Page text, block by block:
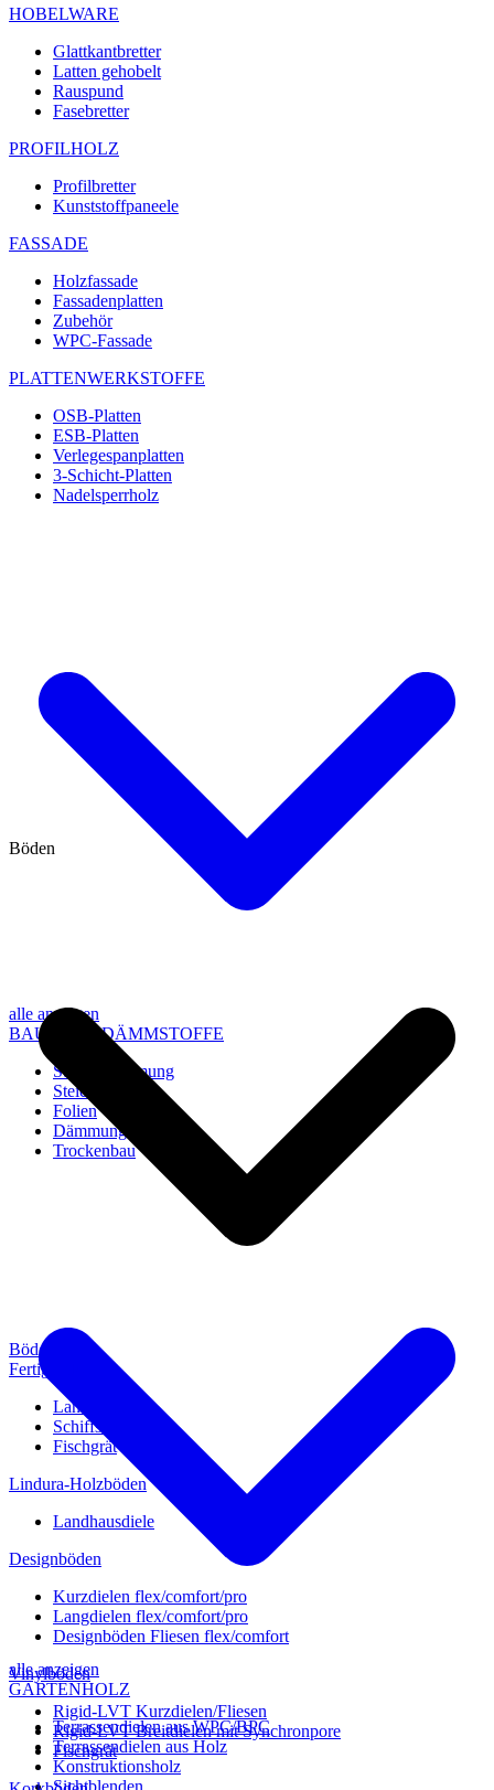
HOBELWARE
Glattkantbretter
Latten gehobelt
Rauspund
Fasebretter
PROFILHOLZ
Profilbretter
Kunststoffpaneele
FASSADE
Holzfassade
Fassadenplatten
Zubehör
WPC-Fassade
PLATTENWERKSTOFFE
OSB-Platten
ESB-Platten
Verlegespanplatten
3-Schicht-Platten
Nadelsperrholz
alle anzeigen
BAU- UND DÄMMSTOFFE
Steico Dämmung
Steico Zubehör
Folien
Dämmung
Trockenbau
alle anzeigen
GARTENHOLZ
Terrassendielen aus WPC/BPC
Terrassendielen aus Holz
Konstruktionsholz
Sichtblenden
Böden
Böden
Fertigparkett
Landhausdiele
Schiffsboden
Fischgrät
Lindura-Holzböden
Landhausdiele
Designböden
Kurzdielen flex/comfort/pro
Langdielen flex/comfort/pro
Designböden Fliesen flex/comfort
Vinylböden
Rigid-LVT Kurzdielen/Fliesen
Rigid-LVT Breitdielen mit Synchronpore
Fischgrät